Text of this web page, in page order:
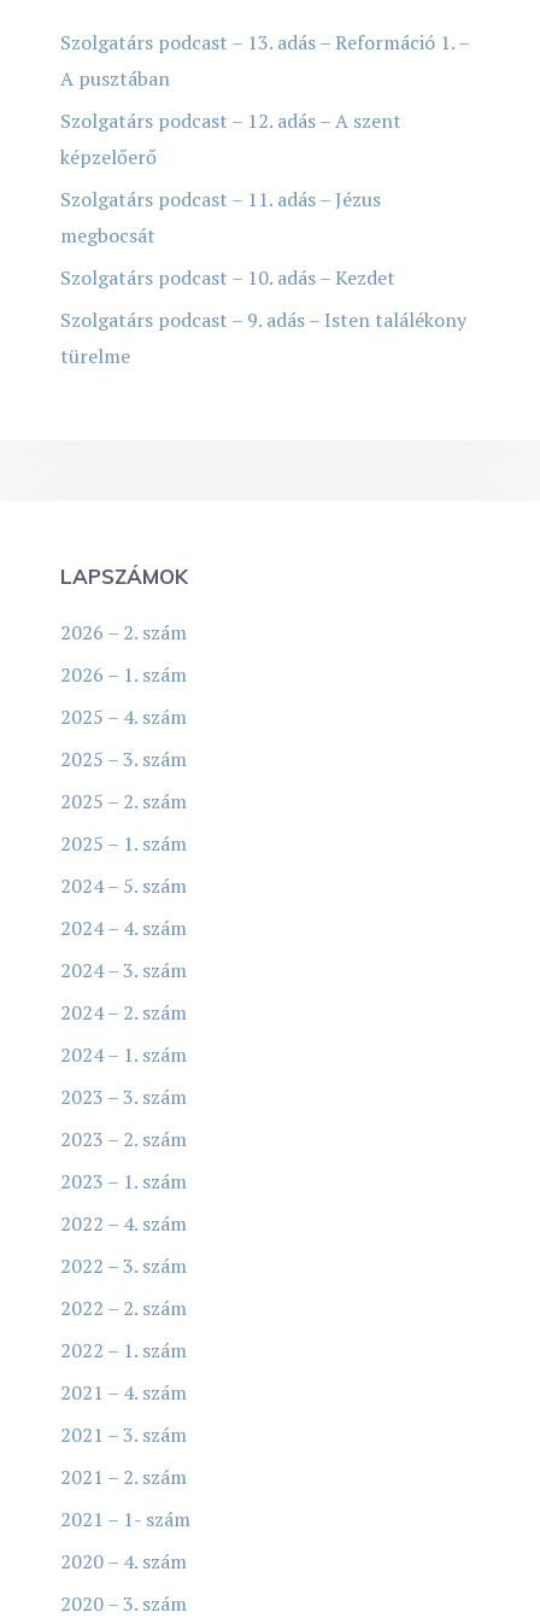
Szolgatárs podcast – 13. adás – Reformáció 1. –
A pusztában
Szolgatárs podcast – 12. adás – A szent
képzelőerő
Szolgatárs podcast – 11. adás – Jézus
megbocsát
Szolgatárs podcast – 10. adás – Kezdet
Szolgatárs podcast – 9. adás – Isten találékony
türelme
LAPSZÁMOK
2026 – 2. szám
2026 – 1. szám
2025 – 4. szám
2025 – 3. szám
2025 – 2. szám
2025 – 1. szám
2024 – 5. szám
2024 – 4. szám
2024 – 3. szám
2024 – 2. szám
2024 – 1. szám
2023 – 3. szám
2023 – 2. szám
2023 – 1. szám
2022 – 4. szám
2022 – 3. szám
2022 – 2. szám
2022 – 1. szám
2021 – 4. szám
2021 – 3. szám
2021 – 2. szám
2021 – 1- szám
2020 – 4. szám
2020 – 3. szám